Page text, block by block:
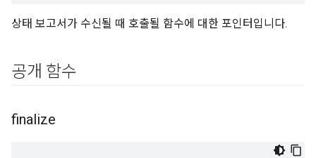
상태 보고서가 수신될 때 호출될 함수에 대한 포인터입니다.
공개 함수
finalize